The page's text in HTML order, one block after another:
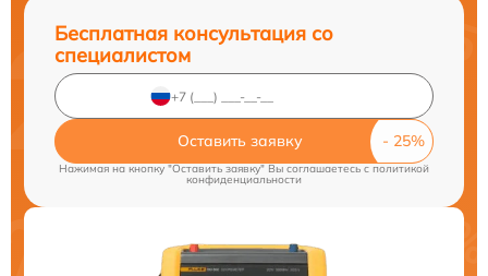
Бесплатная консультация со
специалистом
Оставить заявку
Нажимая на кнопку "Оставить заявку" Вы соглашаетесь cполитикой
конфиденциальности